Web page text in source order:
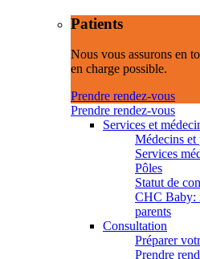
Patients
Nous vous assurons en
en charge possible.
Prendre rendez-vous
Prendre rendez-vous
Services et
Médecins et
Services
Pôles
Statut de
CHC Baby:
parents
Consultation
Préparer
Prendre